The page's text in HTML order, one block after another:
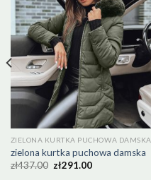
ZIELONA KURTKA PUCHOWA DAMSKA
zielona kurtka puchowa damska
zł437.00 zł291.00